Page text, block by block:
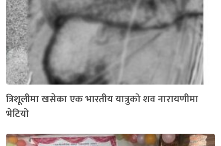
त्रिशूलीमा खसेका एक भारतीय यात्रुको शव नारायणीमा
भेटियो